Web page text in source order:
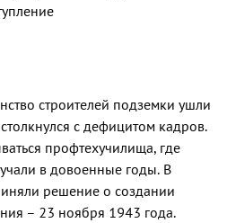
строителей подземки ушли
с дефицитом кадров.
профтехучилища, где
в довоенные годы. В
решение о создании
– 23 ноября 1943 года.